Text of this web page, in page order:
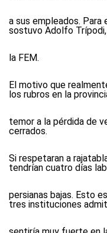
a sus empleados.
sostuvo Adolfo
la FEM.
El motivo que
los rubros en la
temor a la pérdida de
cerrados.
Si respetaran a
tendrían cuatro días
persianas bajas. Esto
tres instituciones